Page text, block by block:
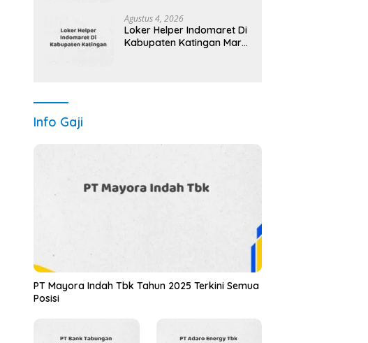
Agustus 4, 2026
Loker Helper Indomaret Di
Kabupaten Katingan Maret
Info Gaji
PT Mayora Indah Tbk Tahun 2025 Terkini Semua
Posisi